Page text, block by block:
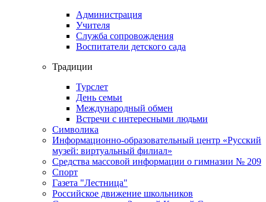
Администрация
Учителя
Служба сопровождения
Воспитатели детского сада
Традиции
Турслет
День семьи
Международный обмен
Встречи с интересными людьми
Символика
Информационно-образовательный центр «Русский
музей: виртуальный филиал»
Средства массовой информации о гимназии № 209
Спорт
Газета "Лестница"
Российское движение школьников